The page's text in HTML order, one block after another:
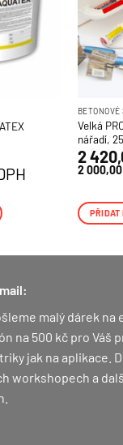
BETONOVÉ
Velká
nářadí,
2
2 000,00
PŘIDAT
malý dárek na
na 500 kč pro Váš
jak na aplikace.
workshopech a